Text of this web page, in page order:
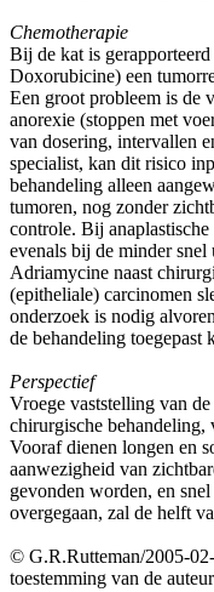
Chemotherapie
Bij de kat is
Doxorubicine) een
Een groot probleem is de
anorexie (stoppen met
van dosering, intervallen
specialist, kan dit risico
behandeling alleen
tumoren, nog zonder
controle. Bij
evenals bij de minder
Adriamycine naast
(epitheliale) carcinomen
onderzoek is nodig
de behandeling toegepast
Perspectief
Vroege vaststelling van
chirurgische behandeling,
Vooraf dienen longen en
aanwezigheid van
gevonden worden, en
overgegaan, zal de helft
© G.R.Rutteman/2005-
toestemming van de